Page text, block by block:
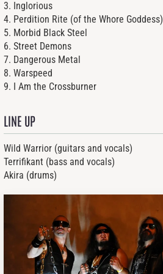
3. Inglorious
4. Perdition Rite (of the Whore Goddess)
5. Morbid Black Steel
6. Street Demons
7. Dangerous Metal
8. Warspeed
9. I Am the Crossburner
LINE UP
Wild Warrior (guitars and vocals)
Terrifikant (bass and vocals)
Akira (drums)